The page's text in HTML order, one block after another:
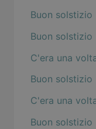
Buon solstizio
Buon solstizio
C'era una
Buon solstizio
C'era una
Buon solstizio